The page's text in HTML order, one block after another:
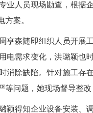
人员现场勘查，根据
方案。
森随即组织人员开展工
电需求变化，洪璐颖也
消除缺陷。针对施工存
等问题，她现场督导整改
得知企业设备安装、